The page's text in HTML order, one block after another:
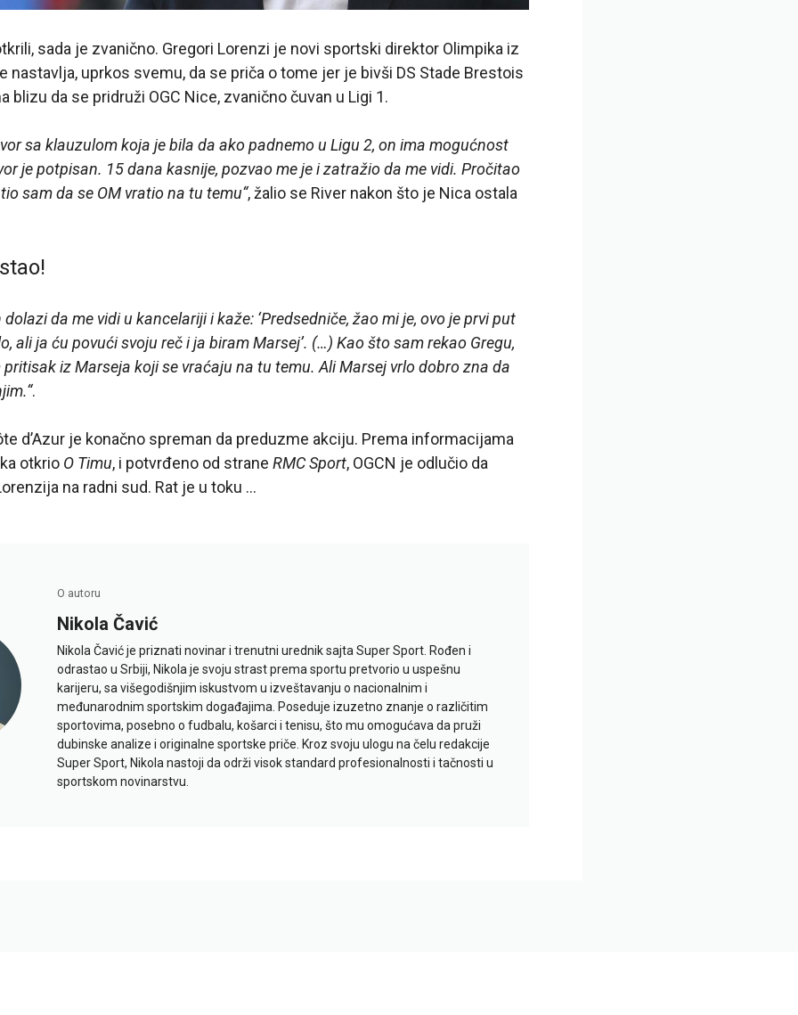
sada je zvanično. Gregori Lorenzi je novi sportski direktor Olimpika iz
nastavlja, uprkos svemu, da se priča o tome jer je bivši DS Stade Brestois
blizu da se pridruži OGC Nice, zvanično čuvan u Ligi 1.
sa klauzulom koja je bila da ako padnemo u Ligu 2, on ima mogućnost
je potpisan. 15 dana kasnije, pozvao me je i zatražio da me vidi. Pročitao
sam da se OM vratio na tu temu“, žalio se River nakon što je Nica ostala
dolazi da me vidi u kancelariji i kaže: ‘Predsedniče, žao mi je, ovo je prvi put
ali ja ću povući svoju reč i ja biram Marsej’. (…) Kao što sam rekao Gregu,
iz Marseja koji se vraćaju na tu temu. Ali Marsej vrlo dobro zna da
.
d’Azur je konačno spreman da preduzme akciju. Prema informacijama
otkrio O Timu, i potvrđeno od strane RMC Sport, OGCN je odlučio da
na radni sud. Rat je u toku …
O autoru
Nikola Čavić
Nikola Čavić je priznati novinar i trenutni urednik sajta Super Sport. Rođen i
odrastao u Srbiji, Nikola je svoju strast prema sportu pretvorio u uspešnu
karijeru, sa višegodišnjim iskustvom u izveštavanju o nacionalnim i
međunarodnim sportskim događajima. Poseduje izuzetno znanje o različitim
sportovima, posebno o fudbalu, košarci i tenisu, što mu omogućava da pruži
dubinske analize i originalne sportske priče. Kroz svoju ulogu na čelu redakcije
Super Sport, Nikola nastoji da održi visok standard profesionalnosti i tačnosti u
sportskom novinarstvu.